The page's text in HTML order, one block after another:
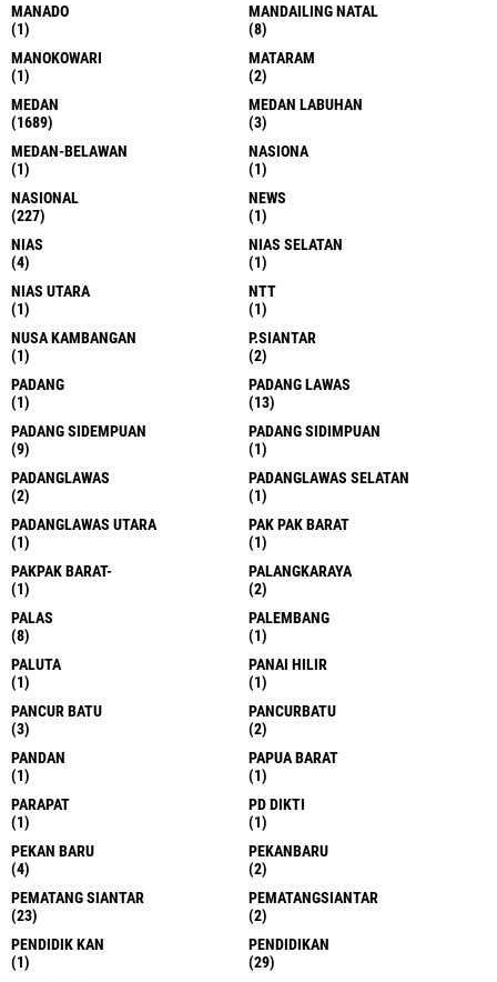
MANADO
(1)
MANDAILING NATAL
(8)
MANOKOWARI
(1)
MATARAM
(2)
MEDAN
(1689)
MEDAN LABUHAN
(3)
MEDAN-BELAWAN
(1)
NASIONA
(1)
NASIONAL
(227)
NEWS
(1)
NIAS
(4)
NIAS SELATAN
(1)
NIAS UTARA
(1)
NTT
(1)
NUSA KAMBANGAN
(1)
P.SIANTAR
(2)
PADANG
(1)
PADANG LAWAS
(13)
PADANG SIDEMPUAN
(9)
PADANG SIDIMPUAN
(1)
PADANGLAWAS
(2)
PADANGLAWAS SELATAN
(1)
PADANGLAWAS UTARA
(1)
PAK PAK BARAT
(1)
PAKPAK BARAT-
(1)
PALANGKARAYA
(2)
PALAS
(8)
PALEMBANG
(1)
PALUTA
(1)
PANAI HILIR
(1)
PANCUR BATU
(3)
PANCURBATU
(2)
PANDAN
(1)
PAPUA BARAT
(1)
PARAPAT
(1)
PD DIKTI
(1)
PEKAN BARU
(4)
PEKANBARU
(2)
PEMATANG SIANTAR
(23)
PEMATANGSIANTAR
(2)
PENDIDIK KAN
(1)
PENDIDIKAN
(29)